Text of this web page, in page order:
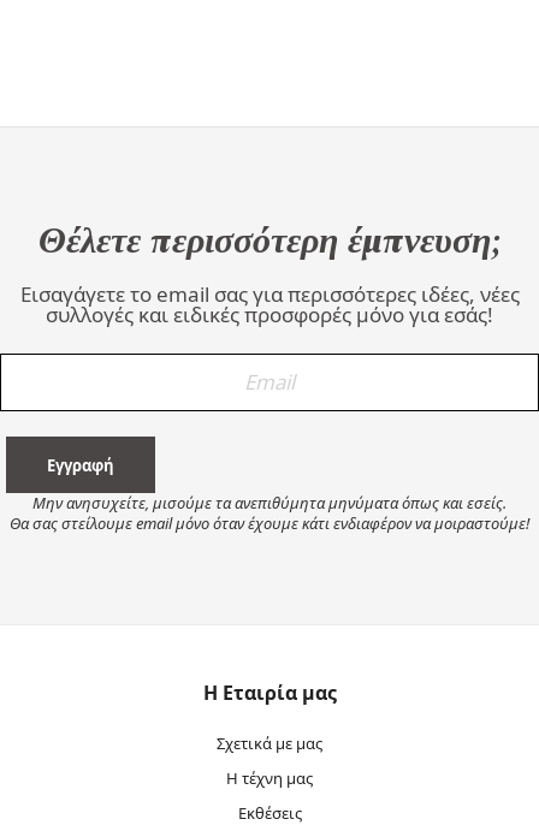
Θέλετε περισσότερη έμπνευση;
Εισαγάγετε το email σας για περισσότερες ιδέες, νέες
συλλογές και ειδικές προσφορές μόνο για εσάς!
Μην ανησυχείτε, μισούμε τα ανεπιθύμητα μηνύματα όπως και εσείς.
Θα σας στείλουμε email μόνο όταν έχουμε κάτι ενδιαφέρον να μοιραστούμε!
Η Εταιρία μας
Σχετικά με μας
Η τέχνη μας
Εκθέσεις